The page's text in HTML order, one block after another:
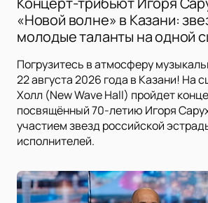
«Новой волне» в Казани:
молодые таланты на одной
Погрузитесь в атмосферу
22 августа 2026 года в Казани! На
Холл (New Wave Hall) пройдет
посвящённый 70-летию Игоря
участием звезд российской
исполнителей.